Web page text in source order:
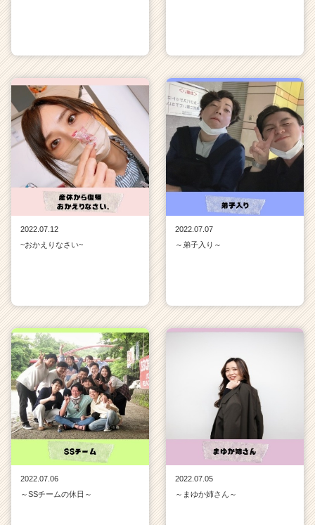
2022.07.12
~おかえりなさい~
2022.07.07
～弟子入り～
2022.07.06
～SSチームの休日～
2022.07.05
～まゆか姉さん～